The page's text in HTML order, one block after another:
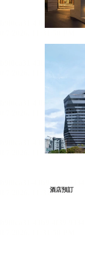
酒店預訂